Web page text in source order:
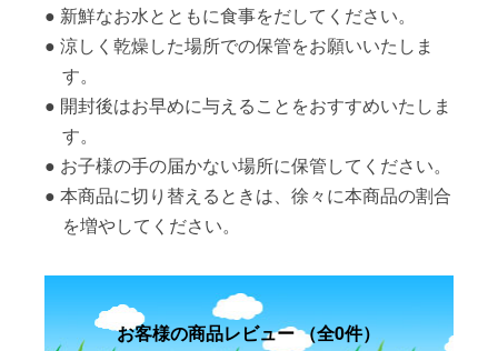
新鮮なお水とともに食事をだしてください。
涼しく乾燥した場所での保管をお願いいたしま
す。
開封後はお早めに与えることをおすすめいたしま
す。
お子様の手の届かない場所に保管してください。
本商品に切り替えるときは、徐々に本商品の割合
を増やしてください。
お客様の商品レビュー （全0件）